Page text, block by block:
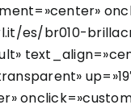
es/br010-